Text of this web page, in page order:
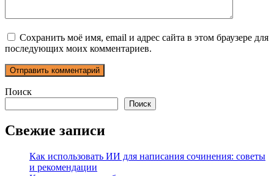
Сохранить моё имя, email и адрес сайта в этом браузере для
последующих моих комментариев.
Поиск
Поиск
Свежие записи
Как использовать ИИ для написания сочинения: советы
и рекомендации